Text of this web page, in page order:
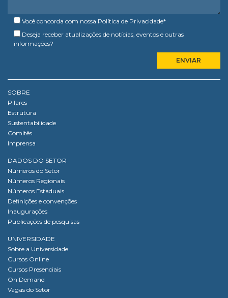
Você concorda com nossa Política de Privacidade*
Deseja receber atualizações de notícias, eventos e outras
informações?
SOBRE
Pilares
Estrutura
Sustentabilidade
Comitês
Imprensa
DADOS DO SETOR
Números do Setor
Números Regionais
Números Estaduais
Definições e convenções
Inaugurações
Publicações de pesquisas
UNIVERSIDADE
Sobre a Universidade
Cursos Online
Cursos Presenciais
On Demand
Vagas do Setor